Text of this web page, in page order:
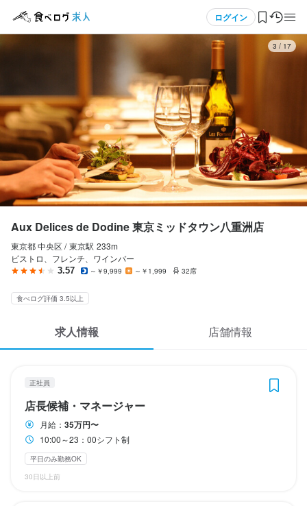
ログイン
ログイン・無料会員登録
食べログ求人TOP
求人検索
マイページ管理
気になる求人
検索履歴・保存した条件
ヘルプ・お問い合わせフォーム
掲載をご検討の店舗様へ
食べログ求人PRESS
3 / 17
Aux Delices de Dodine 東京ミッドタウン八重洲店
東京都 中央区 / 東京駅 233m
ビストロ、フレンチ、ワインバー
3.57 ～￥9,999 ～￥1,999 32席
食べログ評価 3.5以上
求人情報 店舗情報
正社員
店長候補・マネージャー
月給： 35万円〜
10:00～23：00シフト制
平日のみ勤務OK
30日以上前
Aux Delices de Dodine 東京ミッドタウン八重洲店
店長候補・マネージャー
店長候補・マネージャー
月給350,000円〜
昇給あり 交通費支給 インセンティブあり
勤務時間
10:00～23：00シフト制
ランチタイムのみ勤務OK ダブルワーク・副業OK
固定シフト制(決まった時間・曜日に働ける)
休日・休暇
月8日以上休みあり 平日のみ勤務OK(土日休み)
待遇
社会保険完備
まかない・食事補助あり 社会保険完備
応募画面へ進む
Aux Delices de Dodine 東京ミッドタウン八重洲店
ホールスタッフ・サービススタッフ
ホールスタッフ・サービススタッフ
月給270,000円〜400,000円
交通費支給
勤務時間
10：00-23:00
終電考慮あり 時短社員制度あり
休日・休暇
月8日以上休みあり 平日のみ勤務OK(土日休み) 完全週休2日制
待遇
社会保険完備
まかない・食事補助あり
仕事内容
応募画面へ進む
Aux Delices de Dodine 東京ミッドタウン八重洲店
料理長候補
月給370,000円〜
昇給あり 交通費支給 インセンティブあり
勤務時間
9:00-23:00シフト制
ランチタイムのみ勤務OK ダブルワーク・副業OK
休日・休暇
月8日以上休みあり 平日のみ勤務OK(土日休み) 完全週休2日制
待遇
社会保険完備
まかない・食事補助あり
仕事内容
応募画面へ進む
Aux Delices de Dodine 東京ミッドタウン八重洲店
調理師・調理スタッフ
調理師・調理スタッフ
月給270,000円〜400,000円
昇給あり 交通費支給 インセンティブあり
勤務時間
9：00-23:00
時短社員制度あり シフト制
休日・休暇
社会保険完備
仕事内容
応募画面へ進む
Aux Delices de Dodine 東京ミッドタウン八重洲店
調理補助・調理見習い
調理補助・調理見習い
月給270,000円〜400,000円
昇給あり 交通費支給 インセンティブあり
勤務時間
9:00-23:00
ランチタイムのみ勤務OK 終電考慮あり
シフト制
固定シフト制(決まった時間・曜日に働ける)
休日・休暇
待遇
社会保険完備
まかない・食事補助あり
仕事内容
応募画面へ進む
Aux Delices de Dodine 東京ミッドタウン八重洲店
ソムリエ
月給270,000円〜400,000円
昇給あり 交通費支給 インセンティブあり
勤務時間
10：00-23:00
ダブルワーク・副業OK 時短社員制度あり
休日・休暇
社会保険完備
仕事内容
【ホールスタッフ】
応募画面へ進む
Aux Delices de Dodine 東京ミッドタウン八重洲店
ソムリエ
時給1,300円〜1,600円
昇給あり 交通費支給 インセンティブあり
勤務時間
10：00-23:00シフト制
ランチタイムのみ勤務OK 終電考慮あり
時短社員制度あり
長期勤務歓迎
シフト制
固定シフト制(決まった時間・曜日に働ける)
休日・休暇
待遇
契約期間の定めなし
まかない・食事補助あり
応募画面へ進む